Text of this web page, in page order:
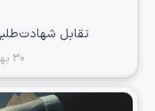
تقابل
30 بهمن 1404